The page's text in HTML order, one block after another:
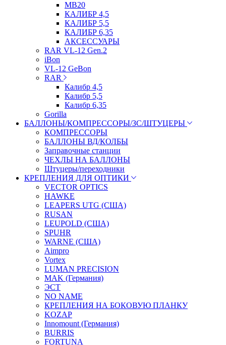
МВ20
КАЛИБР 4,5
КАЛИБР 5,5
КАЛИБР 6,35
АКСЕССУАРЫ
RAR VL-12 Gen.2
iBon
VL-12 GeBon
RAR
Калибр 4,5
Калибр 5,5
Калибр 6,35
Gorilla
БАЛЛОНЫ/КОМПРЕССОРЫ/ЗС/ШТУЦЕРЫ
КОМПРЕССОРЫ
БАЛЛОНЫ ВД/КОЛБЫ
Заправочные станции
ЧЕХЛЫ НА БАЛЛОНЫ
Штуцеры/переходники
КРЕПЛЕНИЯ ДЛЯ ОПТИКИ
VECTOR OPTICS
HAWKE
LEAPERS UTG (США)
RUSAN
LEUPOLD (США)
SPUHR
WARNE (США)
Aimpro
Vortex
LUMAN PRECISION
MAK (Германия)
ЭСТ
NO NAME
КРЕПЛЕНИЯ НА БОКОВУЮ ПЛАНКУ
KOZAP
Innomount (Германия)
BURRIS
FORTUNA